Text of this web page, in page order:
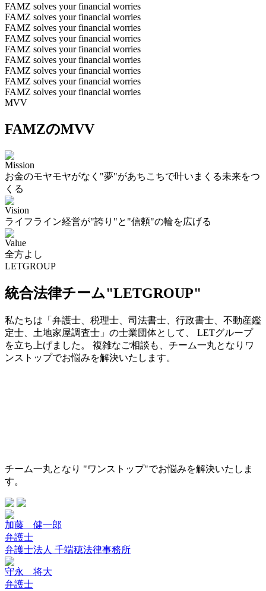
FAMZ solves your financial worries
FAMZ solves your financial worries
FAMZ solves your financial worries
FAMZ solves your financial worries
FAMZ solves your financial worries
FAMZ solves your financial worries
FAMZ solves your financial worries
FAMZ solves your financial worries
FAMZ solves your financial worries
MVV
FAMZのMVV
Mission
お金のモヤモヤがなく"夢"があちこちで叶いまくる未来をつ
くる
Vision
ライフライン経営が"誇り"と"信頼"の輪を広げる
Value
全方よし
LETGROUP
統合法律チーム"LETGROUP"
私たちは「弁護士、税理士、司法書士、行政書士、不動産鑑
定士、土地家屋調査士」の士業団体として、 LETグループ
を立ち上げました。 複雑なご相談も、チーム一丸となりワ
ンストップでお悩みを解決いたします。
チーム一丸となり "ワンストップ"でお悩みを解決いたしま
す。
加藤 健一郎
弁護士
弁護士法人 千端穂法律事務所
守永 将大
弁護士